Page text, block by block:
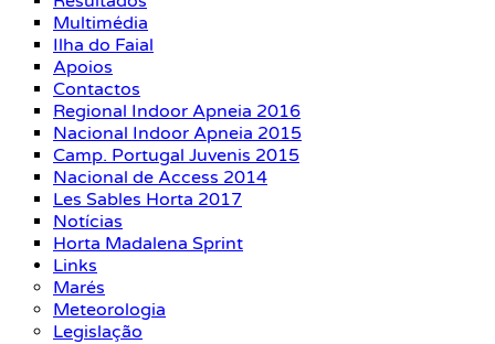
Multimédia
Ilha do Faial
Apoios
Contactos
Regional Indoor Apneia 2016
Nacional Indoor Apneia 2015
Camp. Portugal Juvenis 2015
Nacional de Access 2014
Les Sables Horta 2017
Notícias
Horta Madalena Sprint
Links
Marés
Meteorologia
Legislação